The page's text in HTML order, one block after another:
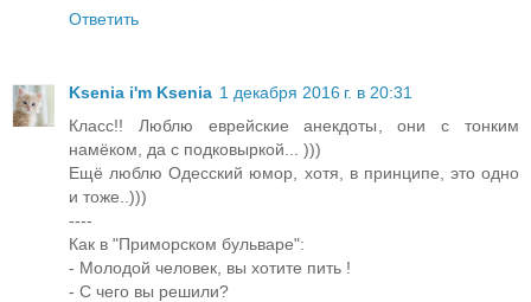
Ответить
Ksenia i'm Ksenia 1 декабря 2016 г. в 20:31
Класс!! Люблю еврейские анекдоты, они с тонким
намёком, да с подковыркой... )))
Ещё люблю Одесский юмор, хотя, в принципе, это одно
и тоже..)))
----
Как в "Приморском бульваре":
- Молодой человек, вы хотите пить !
- С чего вы решили?